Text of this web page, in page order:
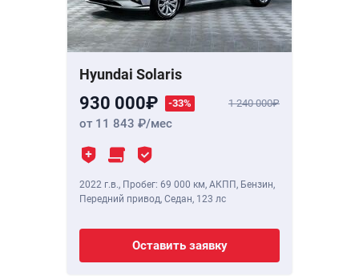
Hyundai Solaris
930 000 -33% 1 240 000
от 11 843 /мес
2022 г.в., Пробег: 69 000 км, АКПП, Бензин,
Передний привод, Седан, 123 лс
Оставить заявку